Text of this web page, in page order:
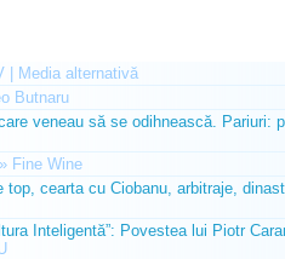
| Media alternativă
Butnaru
veneau să se odihnească. Pariuri:
Fine Wine
cearta cu Ciobanu, arbitraje,
Inteligentă”: Povestea lui Piotr